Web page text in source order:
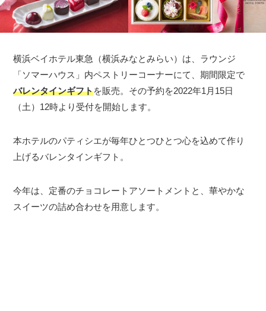
横浜ベイホテル東急（横浜みなとみらい）は、ラウンジ
「ソマーハウス」内ペストリーコーナーにて、期間限定で
バレンタインギフトを販売。その予約を2022年1月15日
（土）12時より受付を開始します。
本ホテルのパティシエが毎年ひとつひとつ心を込めて作り
上げるバレンタインギフト。
今年は、定番のチョコレートアソートメントと、華やかな
スイーツの詰め合わせを用意します。